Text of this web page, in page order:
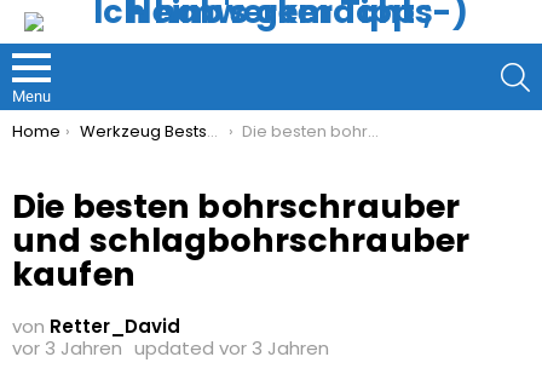
Menu
You are here:
Home Werkzeug Bestseller Die besten bohrschrauber und schlagbohrschrauber kaufen
Die besten bohrschrauber
und schlagbohrschrauber
kaufen
von Retter_David
vor 3 Jahren updated vor 3 Jahren